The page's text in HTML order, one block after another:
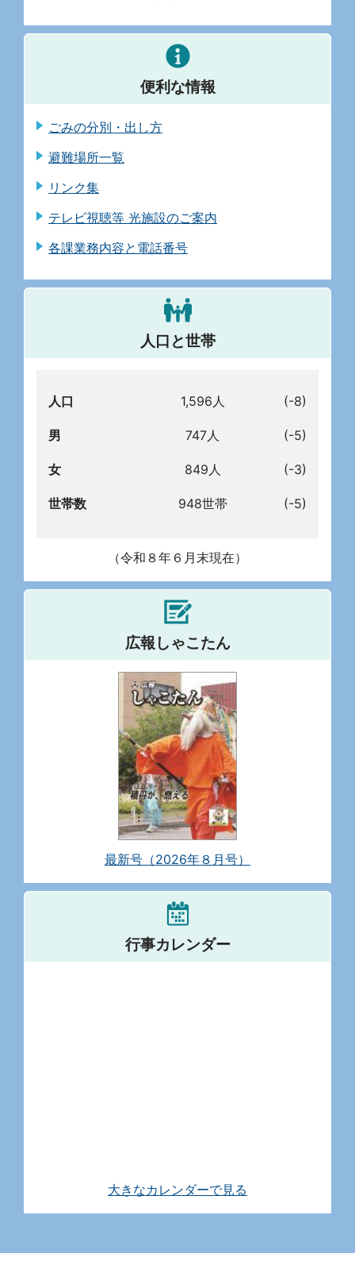
便利な情報
ごみの分別・出し方
避難場所一覧
リンク集
テレビ視聴等 光施設のご案内
各課業務内容と電話番号
人口と世帯
人口 1,596人 (-8)
男 747人 (-5)
女 849人 (-3)
世帯数 948世帯 (-5)
（令和８年６月末現在）
広報しゃこたん
最新号（2026年８月号）
行事カレンダー
大きなカレンダーで見る